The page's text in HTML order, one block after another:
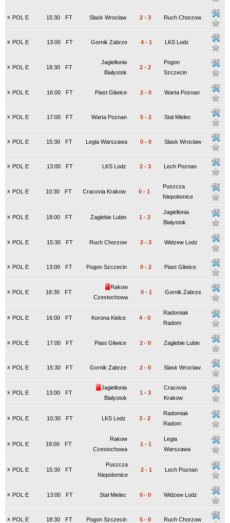
x POL E FT
15:30 Slask Wroclaw 2 - 3 Ruch Chorzow
x POL E FT
13:00 Gornik Zabrze 4 - 1 LKS Lodz
x POL E FT
18:30
Jagiellonia
Bialystok
2 - 2
Pogon
Szczecin
x POL E FT
16:00 Piast Gliwice 2 - 0 Warta Poznan
x POL E FT
17:00 Warta Poznan 5 - 2 Stal Mielec
x POL E FT
15:30 Legia Warszawa 0 - 0 Slask Wroclaw
x POL E FT
13:00 LKS Lodz 2 - 3 Lech Poznan
x POL E FT
10:30 Cracovia Krakow 0 - 1
Puszcza
Niepolomice
x POL E FT
18:00 Zaglebie Lubin 1 - 2
Jagiellonia
Bialystok
x POL E FT
15:30 Ruch Chorzow 2 - 3 Widzew Lodz
x POL E FT
13:00 Pogon Szczecin 0 - 2 Piast Gliwice
x POL E FT
18:30
Rakow
Czestochowa
0 - 1 Gornik Zabrze
x POL E FT
16:00 Korona Kielce 4 - 0
Radomiak
Radom
x POL E FT
17:00 Piast Gliwice 2 - 0 Zaglebie Lubin
x POL E FT
15:30 Gornik Zabrze 2 - 0 Slask Wroclaw
x POL E FT
13:00
Jagiellonia
Bialystok
1 - 3
Cracovia
Krakow
x POL E FT
10:30 LKS Lodz 3 - 2
Radomiak
Radom
x POL E FT
18:00
Rakow
Czestochowa
1 - 1
Legia
Warszawa
x POL E FT
15:30
Puszcza
Niepolomice
2 - 1 Lech Poznan
x POL E FT
13:00 Stal Mielec 0 - 0 Widzew Lodz
x POL E FT
18:30 Pogon Szczecin 5 - 0 Ruch Chorzow